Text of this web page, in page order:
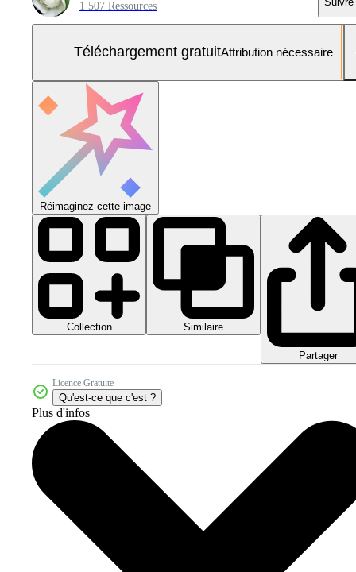
1 507 Ressources
Téléchargement gratuitAttribution nécessaire
Réimaginez cette image
Collection Similaire
Partager
Licence Gratuite
Qu'est-ce que c'est ?
Plus d'infos